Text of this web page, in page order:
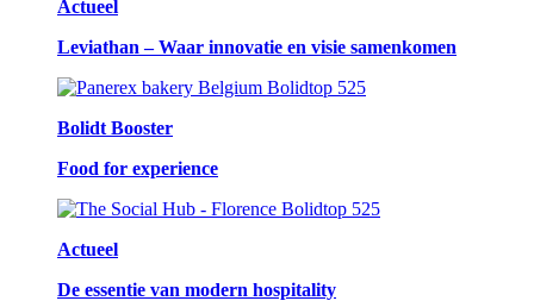
Actueel
Leviathan – Waar innovatie en visie samenkomen
Bolidt Booster
Food for experience
Actueel
De essentie van modern hospitality